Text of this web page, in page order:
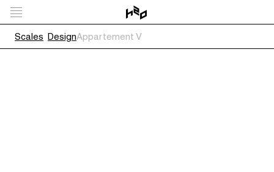
Scales DesignAppartement V